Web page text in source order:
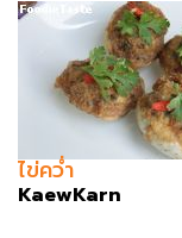
ไข่คว่ำ
KaewKarn